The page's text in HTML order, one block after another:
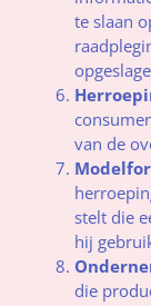
te slaan
van de
stelt die
hij
die